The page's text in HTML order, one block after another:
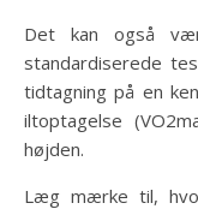
Det kan også
standardiserede
tidtagning på en
iltoptagelse
højden.
Læg mærke til,